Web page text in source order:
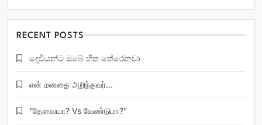
RECENT POSTS
දෙවියන්ට ඔබේ හිත තේරෙනවා
என் மனதை அறிந்தவர்…
“தேவையா? Vs வேண்டுமா?”